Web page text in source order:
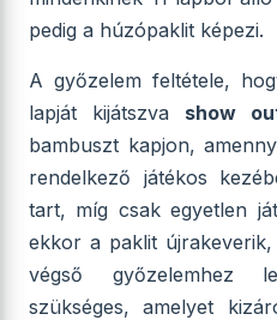
pedig a húzópaklit képezi.
A győzelem feltétele,
lapját kijátszva show
bambuszt kapjon,
rendelkező játékos
tart, míg csak egyetlen
ekkor a paklit
végső győzelemhez
szükséges, amelyet